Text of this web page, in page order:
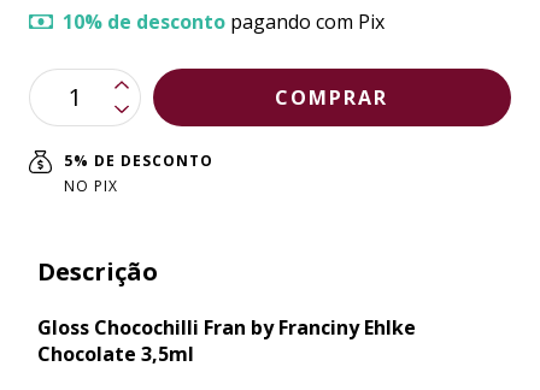
10% de desconto pagando com Pix
5% DE DESCONTO
NO PIX
Descrição
Gloss Chocochilli Fran by Franciny Ehlke
Chocolate 3,5ml